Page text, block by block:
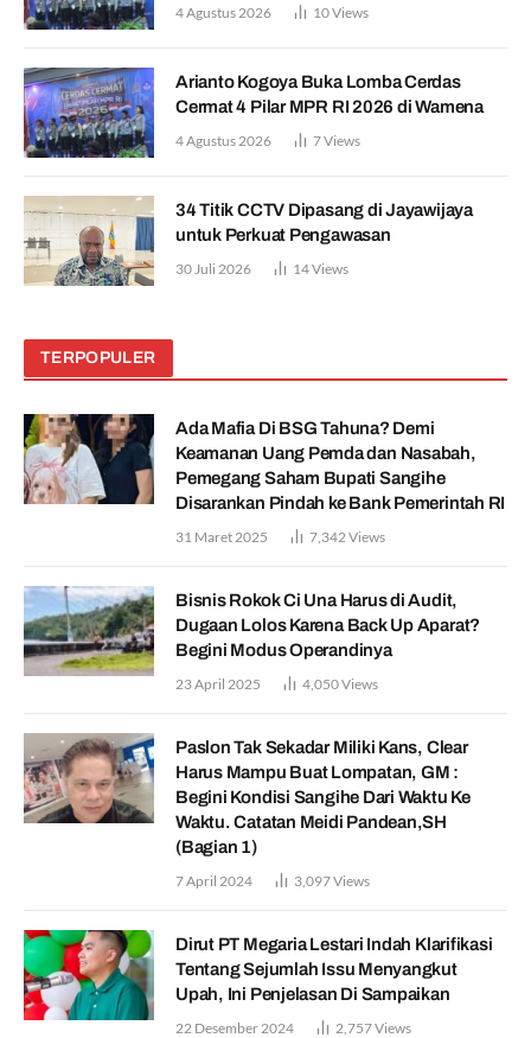
4 Agustus 2026 10Views
Arianto Kogoya Buka Lomba Cerdas
Cermat 4 Pilar MPR RI 2026 di Wamena
4 Agustus 2026 7Views
34 Titik CCTV Dipasang di Jayawijaya
untuk Perkuat Pengawasan
30 Juli 2026 14Views
TERPOPULER
Ada Mafia Di BSG Tahuna? Demi
Keamanan Uang Pemda dan Nasabah,
Pemegang Saham Bupati Sangihe
Disarankan Pindah ke Bank Pemerintah RI
31 Maret 2025 7,342Views
Bisnis Rokok Ci Una Harus di Audit,
Dugaan Lolos Karena Back Up Aparat?
Begini Modus Operandinya
23 April 2025 4,050Views
Paslon Tak Sekadar Miliki Kans, Clear
Harus Mampu Buat Lompatan, GM :
Begini Kondisi Sangihe Dari Waktu Ke
Waktu. Catatan Meidi Pandean,SH
(Bagian 1)
7 April 2024 3,097Views
Dirut PT Megaria Lestari Indah Klarifikasi
Tentang Sejumlah Issu Menyangkut
Upah, Ini Penjelasan Di Sampaikan
22 Desember 2024 2,757Views